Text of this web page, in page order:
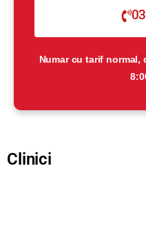
Numar cu tarif normal,
Clinici